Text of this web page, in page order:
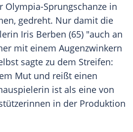
Olympia-Sprungschanze in
gedreht. Nur damit die
Iris Berben (65) "auch an
mit einem Augenzwinkern
sagte zu dem Streifen:
Mut und reißt einen
ist als eine von
in der Produktion